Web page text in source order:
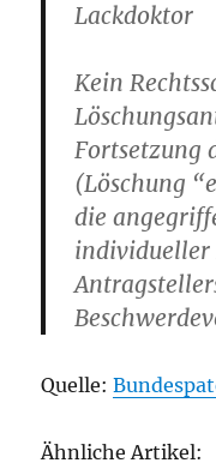
Lackdoktor
Kein
Fortsetzung
(Löschung
die
individueller
Quelle:
Ähnliche Artikel: